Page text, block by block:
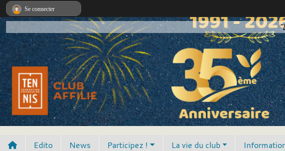
Edito News Participez ! La vie du club
Se connecter
Panneau de gestion des cookies